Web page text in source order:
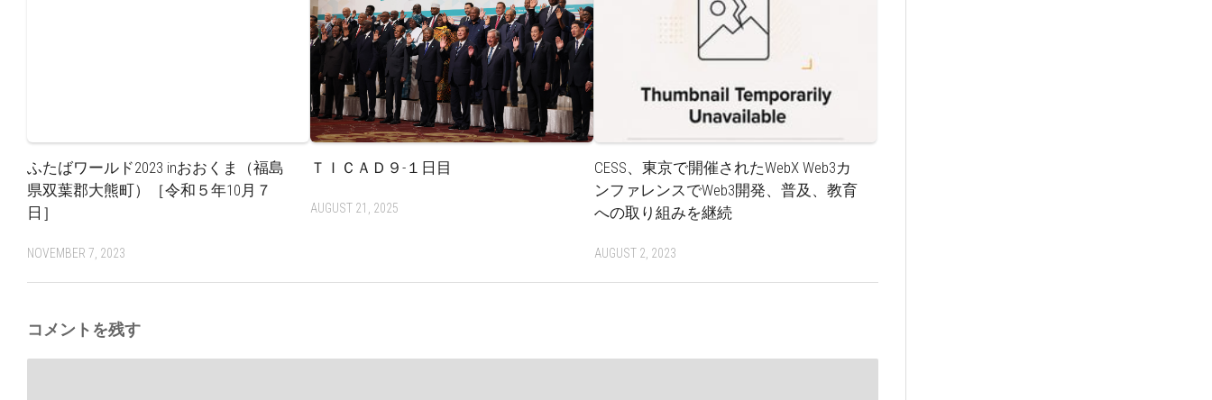
ふたばワールド2023 inおおくま（福島
県双葉郡大熊町）［令和５年10月７
日］
NOVEMBER 7, 2023
ＴＩＣＡＤ９-１日目
AUGUST 21, 2025
CESS、東京で開催されたWebX Web3カ
ンファレンスでWeb3開発、普及、教育
への取り組みを継続
AUGUST 2, 2023
コメントを残す